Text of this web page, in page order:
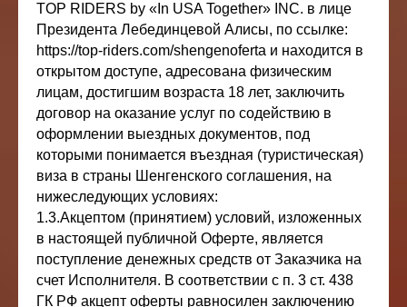
TOP RIDERS by «In USA Together» INC. в лице
Президента Лебединцевой Алисы, по ссылке:
https://top-riders.com/shengenoferta и находится в
открытом доступе, адресована физическим
лицам, достигшим возраста 18 лет, заключить
договор на оказание услуг по содействию в
оформлении выездных документов, под
которыми понимается въездная (туристическая)
виза в страны Шенгенского соглашения, на
нижеследующих условиях:
1.3.Акцептом (принятием) условий, изложенных
в настоящей публичной Оферте, является
поступление денежных средств от Заказчика на
счет Исполнителя. В соответствии с п. 3 ст. 438
ГК РФ акцепт оферты равносилен заключению